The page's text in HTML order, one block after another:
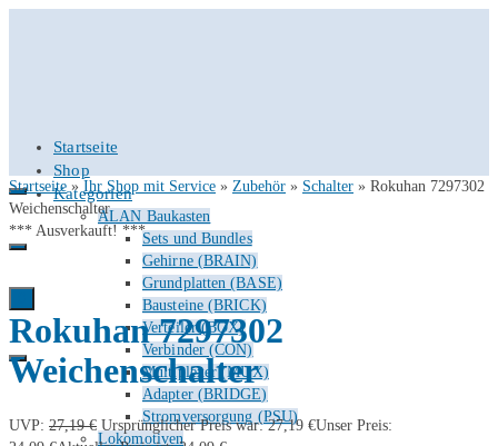
Startseite
Shop
Kategorien
ALAN Baukasten
Sets und Bundles
Gehirne (BRAIN)
Grundplatten (BASE)
Bausteine (BRICK)
Verteiler (BOX)
Verbinder (CON)
Multiplexer (MUX)
Adapter (BRIDGE)
Stromversorgung (PSU)
Lokomotiven
Startseite » Ihr Shop mit Service » Zubehör » Schalter » Rokuhan 7297302
Weichenschalter
*** Ausverkauft! ***
Rokuhan 7297302
Weichenschalter
UVP: 27,19€ Ursprünglicher Preis war: 27,19 €Unser Preis: